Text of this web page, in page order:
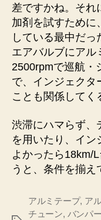
差ですかね。それ
加剤を試すために
している最中だっ
エアバルブにアル
2500rpmで巡航・
で、インジェクタ
ことも関係してく
渋滞にハマらず、
を用いたり、イン
よかったら18km/
うと、条件を揃え
アルミテープ, ア
チューン, バンパー